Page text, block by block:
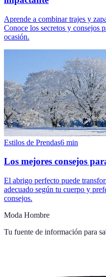
Aprende a combinar trajes y
Conoce los secretos y consejos
ocasión.
Estilos de Prendas6 min
Los mejores consejos
El abrigo perfecto puede
adecuado según tu cuerpo y
consejos.
Moda Hombre
Tu fuente de información para